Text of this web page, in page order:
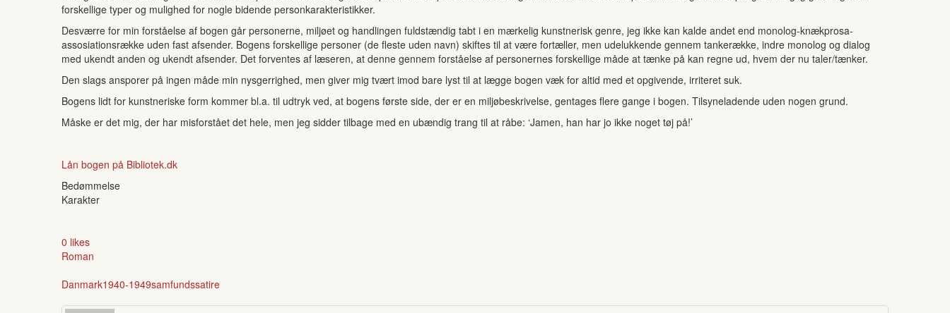
forskellige typer og mulighed for nogle bidende personkarakteristikker.
Desværre for min forståelse af bogen går personerne, miljøet og handlingen fuldstændig tabt i en mærkelig kunstnerisk genre, jeg ikke kan kalde andet end monolog-knækprosa-
assosiationsrække uden fast afsender. Bogens forskellige personer (de fleste uden navn) skiftes til at være fortæller, men udelukkende gennem tankerække, indre monolog og dialog
med ukendt anden og ukendt afsender. Det forventes af læseren, at denne gennem forståelse af personernes forskellige måde at tænke på kan regne ud, hvem der nu taler/tænker.
Den slags ansporer på ingen måde min nysgerrighed, men giver mig tvært imod bare lyst til at lægge bogen væk for altid med et opgivende, irriteret suk.
Bogens lidt for kunstneriske form kommer bl.a. til udtryk ved, at bogens første side, der er en miljøbeskrivelse, gentages flere gange i bogen. Tilsyneladende uden nogen grund.
Måske er det mig, der har misforstået det hele, men jeg sidder tilbage med en ubændig trang til at råbe: ‘Jamen, han har jo ikke noget tøj på!’
Lån bogen på Bibliotek.dk
Bedømmelse
Karakter
0 likes
Roman
Danmark1940-1949samfundssatire